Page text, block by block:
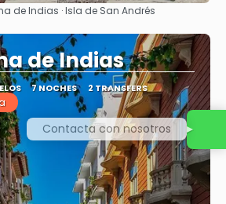
Ver
de Indias · Isla de San Andrés
de Indias
7 NOCHES 2 TRANSFERS
Contacta con nosotros